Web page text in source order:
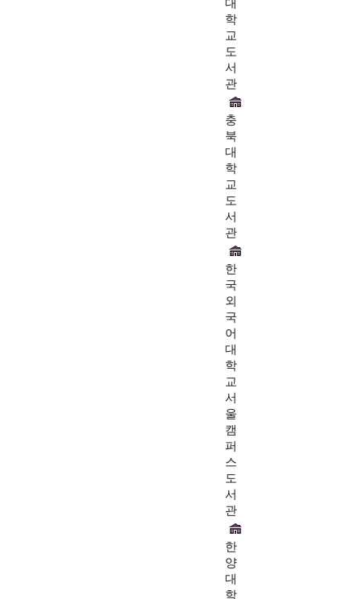
대
학
교
도
서
관
충
북
대
학
교
도
서
관
한
국
외
국
어
대
학
교
서
울
캠
퍼
스
도
서
관
한
양
대
학